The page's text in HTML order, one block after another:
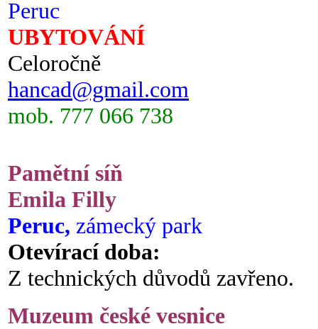
Peruc
UBYTOVÁNÍ
Celoročně
hancad@gmail.com
mob. 777 066 738
Pamětní síň
Emila Filly
Peruc, zámecký park
Otevírací doba:
Z technických důvodů zavřeno.
Muzeum české vesnice